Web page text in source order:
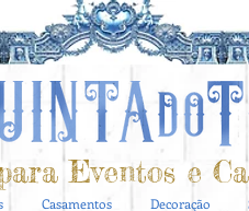
Eventos e
Casamentos Decoração